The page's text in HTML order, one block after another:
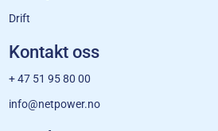
Drift
Kontakt oss
+ 47 51 95 80 00
info@netpower.no